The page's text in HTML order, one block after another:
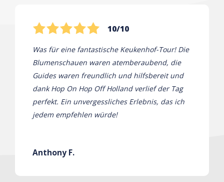
10/10
Was für eine fantastische Keukenhof-Tour! Die
Blumenschauen waren atemberaubend, die
Guides waren freundlich und hilfsbereit und
dank Hop On Hop Off Holland verlief der Tag
perfekt. Ein unvergessliches Erlebnis, das ich
jedem empfehlen würde!
Anthony F.